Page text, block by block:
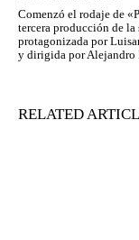
Comenzó el rodaje de
tercera producción de la
protagonizada por
y dirigida por
RELATED